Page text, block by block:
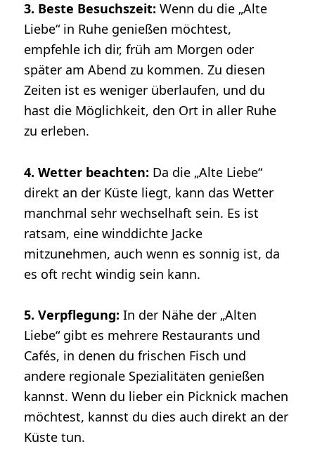
3. Beste Besuchszeit: Wenn du die „Alte
Liebe“ in Ruhe genießen möchtest,
empfehle ich dir, früh am Morgen oder
später am Abend zu kommen. Zu diesen
Zeiten ist es weniger überlaufen, und du
hast die Möglichkeit, den Ort in aller Ruhe
zu erleben.
4. Wetter beachten: Da die „Alte Liebe“
direkt an der Küste liegt, kann das Wetter
manchmal sehr wechselhaft sein. Es ist
ratsam, eine winddichte Jacke
mitzunehmen, auch wenn es sonnig ist, da
es oft recht windig sein kann.
5. Verpflegung: In der Nähe der „Alten
Liebe“ gibt es mehrere Restaurants und
Cafés, in denen du frischen Fisch und
andere regionale Spezialitäten genießen
kannst. Wenn du lieber ein Picknick machen
möchtest, kannst du dies auch direkt an der
Küste tun.